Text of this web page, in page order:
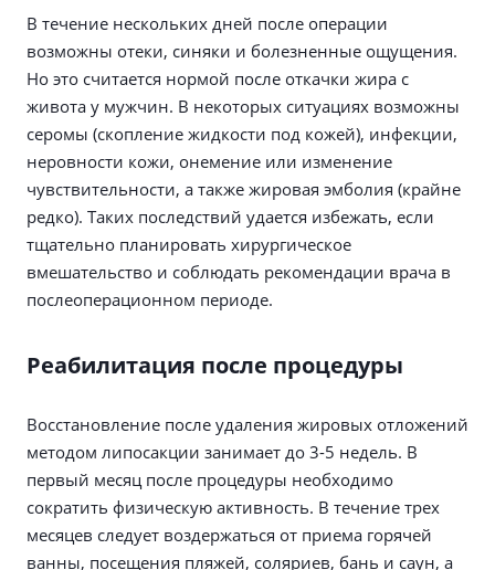
В течение нескольких дней после операции
возможны отеки, синяки и болезненные ощущения.
Но это считается нормой после откачки жира с
живота у мужчин. В некоторых ситуациях возможны
серомы (скопление жидкости под кожей), инфекции,
неровности кожи, онемение или изменение
чувствительности, а также жировая эмболия (крайне
редко). Таких последствий удается избежать, если
тщательно планировать хирургическое
вмешательство и соблюдать рекомендации врача в
послеоперационном периоде.
Реабилитация после процедуры
Восстановление после удаления жировых отложений
методом липосакции занимает до 3-5 недель. В
первый месяц после процедуры необходимо
сократить физическую активность. В течение трех
месяцев следует воздержаться от приема горячей
ванны, посещения пляжей, соляриев, бань и саун, а